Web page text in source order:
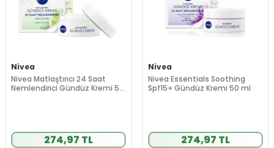
Nivea
Nivea Matlaştırıcı 24 Saat
Nemlendirici Gündüz Kremi 50
274,97 TL
Nivea
Nivea Essentials Soothing
Spf15+ Gündüz Kremi 50 ml
274,97 TL